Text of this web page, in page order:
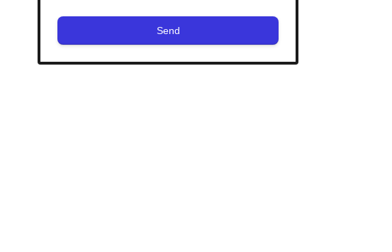
Send